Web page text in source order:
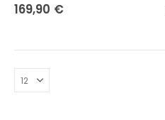
169,90 €